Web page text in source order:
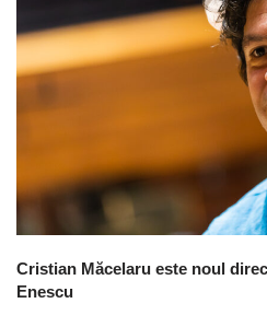
Cristian Măcelaru este noul
Enescu